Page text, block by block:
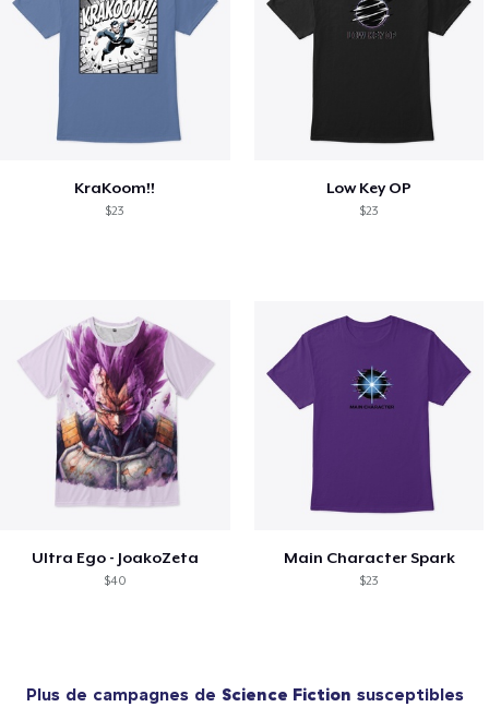
KraKoom!!
$23
Low Key OP
$23
Ultra Ego - JoakoZeta
$40
Main Character Spark
$23
Plus de campagnes de Science Fiction susceptibles